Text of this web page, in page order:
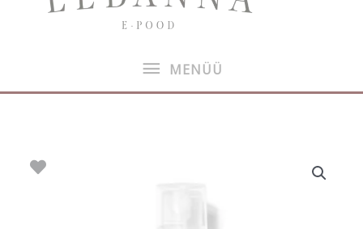
MENÜÜ
Marshmallow
Pumpkin